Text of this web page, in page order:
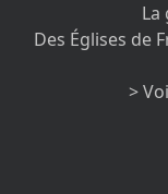
La
Des Églises de
>